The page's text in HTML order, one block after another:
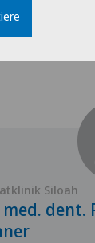
Siloah
med. dent.